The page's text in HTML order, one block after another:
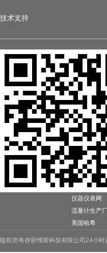
技术支持
仪器仪表网
流量计生产
美国哈希
版权所有@密维斯科技有限公司24小